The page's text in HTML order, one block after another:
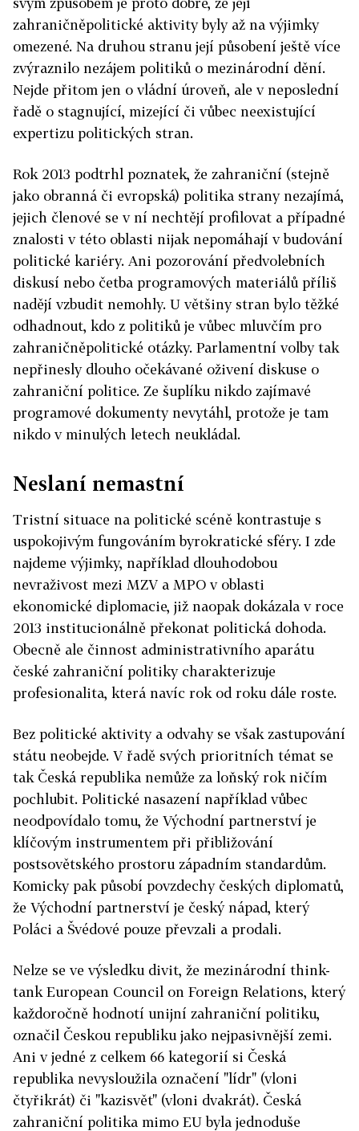
zahraničněpolitické aktivity byly až na výjimky
omezené. Na druhou stranu její působení ještě více
zvýraznilo nezájem politiků o mezinárodní dění.
Nejde přitom jen o vládní úroveň, ale v neposlední
řadě o stagnující, mizející či vůbec neexistující
expertizu politických stran.
Rok 2013 podtrhl poznatek, že zahraniční (stejně
jako obranná či evropská) politika strany nezajímá,
jejich členové se v ní nechtějí profilovat a případné
znalosti v této oblasti nijak nepomáhají v budování
politické kariéry. Ani pozorování předvolebních
diskusí nebo četba programových materiálů příliš
nadějí vzbudit nemohly. U většiny stran bylo těžké
odhadnout, kdo z politiků je vůbec mluvčím pro
zahraničněpolitické otázky. Parlamentní volby tak
nepřinesly dlouho očekávané oživení diskuse o
zahraniční politice. Ze šuplíku nikdo zajímavé
programové dokumenty nevytáhl, protože je tam
nikdo v minulých letech neukládal.
Neslaní nemastní
Tristní situace na politické scéně kontrastuje s
uspokojivým fungováním byrokratické sféry. I zde
najdeme výjimky, například dlouhodobou
nevraživost mezi MZV a MPO v oblasti
ekonomické diplomacie, již naopak dokázala v roce
2013 institucionálně překonat politická dohoda.
Obecně ale činnost administrativního aparátu
české zahraniční politiky charakterizuje
profesionalita, která navíc rok od roku dále roste.
Bez politické aktivity a odvahy se však zastupování
státu neobejde. V řadě svých prioritních témat se
tak Česká republika nemůže za loňský rok ničím
pochlubit. Politické nasazení například vůbec
neodpovídalo tomu, že Východní partnerství je
klíčovým instrumentem při přibližování
postsovětského prostoru západním standardům.
Komicky pak působí povzdechy českých diplomatů,
že Východní partnerství je český nápad, který
Poláci a Švédové pouze převzali a prodali.
Nelze se ve výsledku divit, že mezinárodní think-
tank European Council on Foreign Relations, který
každoročně hodnotí unijní zahraniční politiku,
označil Českou republiku jako nejpasivnější zemi.
Ani v jedné z celkem 66 kategorií si Česká
republika nevysloužila označení "lídr" (vloni
čtyřikrát) či "kazisvět" (vloni dvakrát). Česká
zahraniční politika mimo EU byla jednoduše